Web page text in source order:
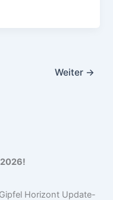
Weiter →